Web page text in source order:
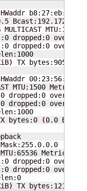
b8: 27:eb:
MULTICAST MTU:
1500
0 dropped: 0
0 dropped: 0
1000
) TX bytes: 9059
00: 23: 56:0c:
MTU:
1500 Metric:
0 dropped: 0 overruns:
0 dropped: 0 overruns:
1000
bytes: 0 (0.0 B
65536 Metric:
0 dropped: 0
0 dropped: 0
0
) TX bytes: 1212